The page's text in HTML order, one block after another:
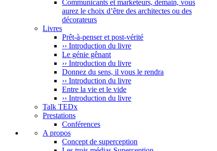
Communicants et marketeurs, demain, vous
aurez le choix d’être des architectes ou des
décorateurs
Livres
Prêt-à-penser et post-vérité
›› Introduction du livre
Le génie gênant
›› Introduction du livre
Donnez du sens, il vous le rendra
›› Introduction du livre
Entre la vie et le vide
›› Introduction du livre
Talk TEDx
Prestations
Conférences
A propos
Concept de superception